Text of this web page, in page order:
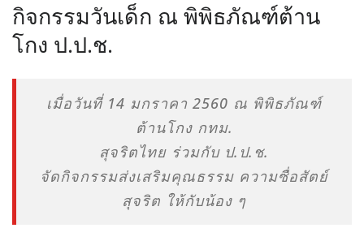
กิจกรรมวันเด็ก ณ พิพิธภัณฑ์ต้าน
โกง ป.ป.ช.
เมื่อวันที่ 14 มกราคา 2560 ณ พิพิธภัณฑ์
ต้านโกง กทม.
สุจริตไทย ร่วมกับ ป.ป.ช.
จัดกิจกรรมส่งเสริมคุณธรรม ความซื่อสัตย์
สุจริต ให้กับน้อง ๆ